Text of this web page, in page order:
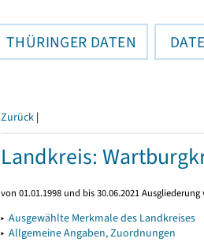
THÜRINGER DATEN
Zurück |
Landkreis:
von 01.01.1998 und bis 30.06.2021
▸ Ausgewählte Merkmale des Landkreises
▸ Allgemeine Angaben, Zuordnungen